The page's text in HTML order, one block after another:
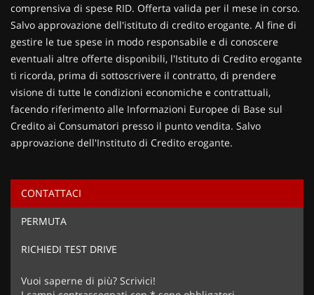
Ho letto e accettol'informativa privacy*
Acconsento al trattamento dei miei dati per finalità di
Invia la tua richiesta
comprensiva di spese RID. Offerta valida per il mese in corso.
Salvo approvazione dell'istituto di credito erogante. Al fine di
gestire le tue spese in modo responsabile e di conoscere
eventuali altre offerte disponibili, l'Istituto di Credito erogante
ti ricorda, prima di sottoscrivere il contratto, di prendere
visione di tutte le condizioni economiche e contrattuali,
facendo riferimento alle Informazioni Europee di Base sul
Credito ai Consumatori presso il punto vendita. Salvo
approvazione dell'Instituto di Credito erogante.
CONTATTACI
PERMUTA
RICHIEDI TEST DRIVE
Vuoi saperne di più? Scrivici!